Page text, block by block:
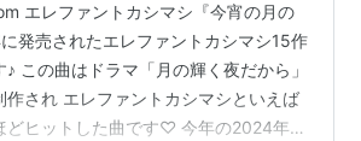
エレファントカシマシ『今宵の月の
発売されたエレファントカシマシ15作
この曲はドラマ「月の輝く夜だから」
作され エレファントカシマシといえば
どヒットした曲です♡ 今年の2024年に